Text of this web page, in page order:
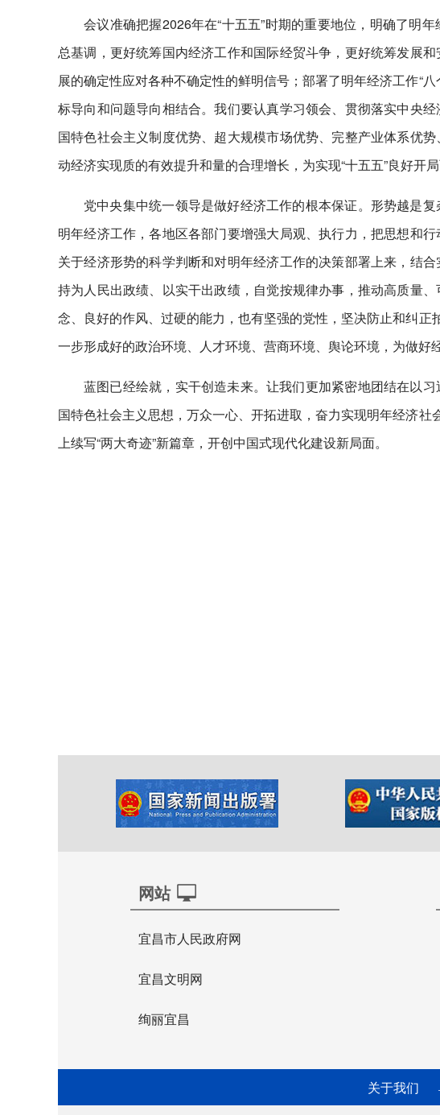
会议准确把握2026年在“十五五”时期的重要地位，明确了明
总基调，更好统筹国内经济工作和国际经贸斗争，更好统筹发展
展的确定性应对各种不确定性的鲜明信号；部署了明年经济工作“
标导向和问题导向相结合。我们要认真学习领会、贯彻落实中央
国特色社会主义制度优势、超大规模市场优势、完整产业体系优
动经济实现质的有效提升和量的合理增长，为实现“十五五”良好开
党中央集中统一领导是做好经济工作的根本保证。形势越是
明年经济工作，各地区各部门要增强大局观、执行力，把思想和
关于经济形势的科学判断和对明年经济工作的决策部署上来，结
持为人民出政绩、以实干出政绩，自觉按规律办事，推动高质量
念、良好的作风、过硬的能力，也有坚强的党性，坚决防止和纠正
一步形成好的政治环境、人才环境、营商环境、舆论环境，为做好
蓝图已经绘就，实干创造未来。让我们更加紧密地团结在以
国特色社会主义思想，万众一心、开拓进取，奋力实现明年经济社
上续写“两大奇迹”新篇章，开创中国式现代化建设新局面。
网站
宜昌市人民政府网
宜昌文明网
绚丽宜昌
关于我们